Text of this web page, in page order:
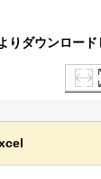
ダウンロード